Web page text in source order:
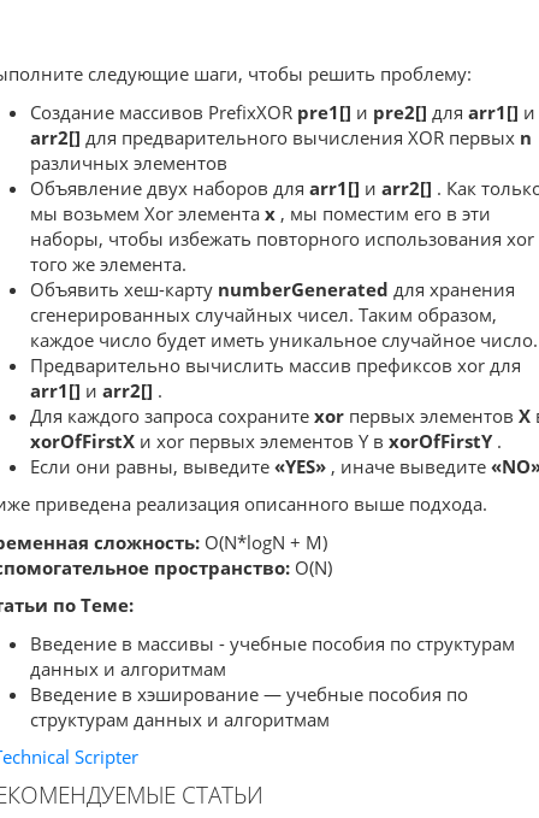
следующие шаги, чтобы решить проблему:
Создание массивов PrefixXOR pre1[] и pre2[] для arr1[] и
arr2[] для предварительного вычисления XOR первых n
различных элементов
Объявление двух наборов для arr1[] и arr2[] . Как
мы возьмем Xor элемента x , мы поместим его в эти
наборы, чтобы избежать повторного использования xor
того же элемента.
Объявить хеш-карту numberGenerated для хранения
сгенерированных случайных чисел. Таким образом,
каждое число будет иметь уникальное случайное число.
Предварительно вычислить массив префиксов xor для
arr1[] и arr2[] .
Для каждого запроса сохраните xor первых элементов X
xorOfFirstX и xor первых элементов Y в xorOfFirstY.
Если они равны, выведите «YES» , иначе выведите
приведена реализация описанного выше подхода.
сложность: O(N*logN + M)
пространство: O(N)
по Теме:
Введение в массивы - учебные пособия по структурам
данных и алгоритмам
Введение в хэширование — учебные пособия по
структурам данных и алгоритмам
Scripter
СТАТЬИ